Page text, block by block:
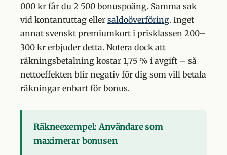
000 kr får du 2 500 bonuspoäng. Samma sak
vid kontantuttag eller saldoöverföring. Inget
annat svenskt premiumkort i prisklassen 200–
300 kr erbjuder detta. Notera dock att
räkningsbetalning kostar 1,75 % i avgift – så
nettoeffekten blir negativ för dig som vill betala
räkningar enbart för bonus.
Räkneexempel: Användare som
maximerar bonusen